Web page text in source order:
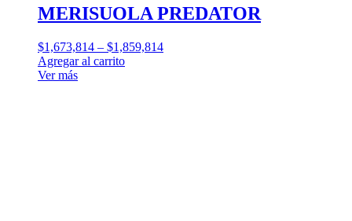
MERISUOLA PREDATOR
$1,673,814 – $1,859,814
Agregar al carrito
Ver más